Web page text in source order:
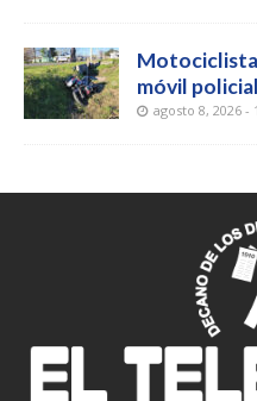
móvil
agosto 8, 2026 -